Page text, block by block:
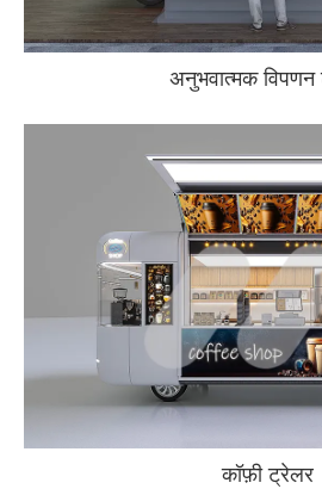
अनुभवात्मक विपणन
कॉफ़ी ट्रेलर